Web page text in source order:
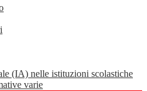
(IA) nelle istituzioni scolastiche
varie